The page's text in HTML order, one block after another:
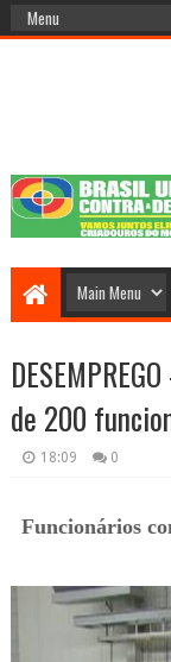
de 200
18:09 0
Funcionários